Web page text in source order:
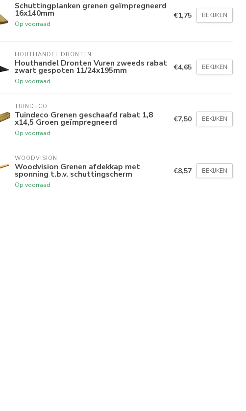
Schuttingplanken grenen geïmpregneerd
16x140mm
Op voorraad
€1,75 BEKIJKEN
HOUTHANDEL DRONTEN
Houthandel Dronten Vuren zweeds rabat
zwart gespoten 11/24x195mm
Op voorraad
€4,65 BEKIJKEN
TUINDECO
Tuindeco Grenen geschaafd rabat 1,8
x14,5 Groen geïmpregneerd
Op voorraad
€7,50 BEKIJKEN
WOODVISION
Woodvision Grenen afdekkap met
sponning t.b.v. schuttingscherm
Op voorraad
€8,57 BEKIJKEN